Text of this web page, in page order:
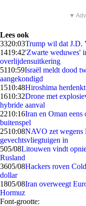
▼
Lees ook
3320:03Trump wil dat J.D.
1419:42'Zwarte weduwes'
overlijdensuitkering
5110:59Israël meldt dood
aangekondigd
1510:48Hiroshima
1610:32Drone met
hybride aanval
2210:16Iran en Oman
buitenspel
2510:08NAVO zet wegens
gevechtsvliegtuigen in
505/08Litouwen vindt
Rusland
3605/08Hackers roven
dollar
1805/08Iran overweegt
Hormuz
Font-grootte: